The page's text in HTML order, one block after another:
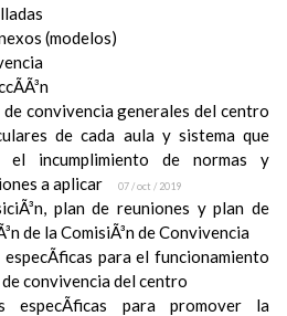
(modelos)
de convivencia generales del centro
de cada aula y sistema que
el incumplimiento de normas y
a aplicar
07 / oct / 2019
plan de reuniones y plan de
de la ComisiÃ³n de Convivencia
especÃ­ficas para el funcionamiento
convivencia del centro
especÃ­ficas para promover la